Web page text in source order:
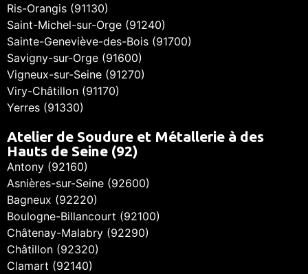
Ris-Orangis (91130)
Saint-Michel-sur-Orge (91240)
Sainte-Geneviève-des-Bois (91700)
Savigny-sur-Orge (91600)
Vigneux-sur-Seine (91270)
Viry-Châtillon (91170)
Yerres (91330)
Atelier de Soudure et Métallerie à des
Hauts de Seine (92)
Antony (92160)
Asnières-sur-Seine (92600)
Bagneux (92220)
Boulogne-Billancourt (92100)
Châtenay-Malabry (92290)
Châtillon (92320)
Clamart (92140)